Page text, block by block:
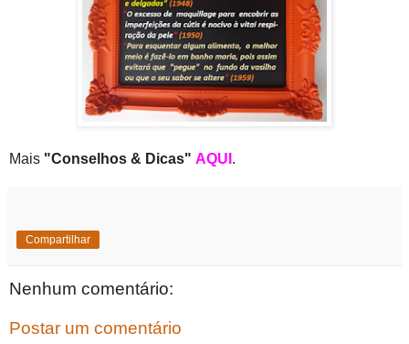
Mais "Conselhos & Dicas" AQUI .
Compartilhar
Nenhum comentário:
Postar um comentário